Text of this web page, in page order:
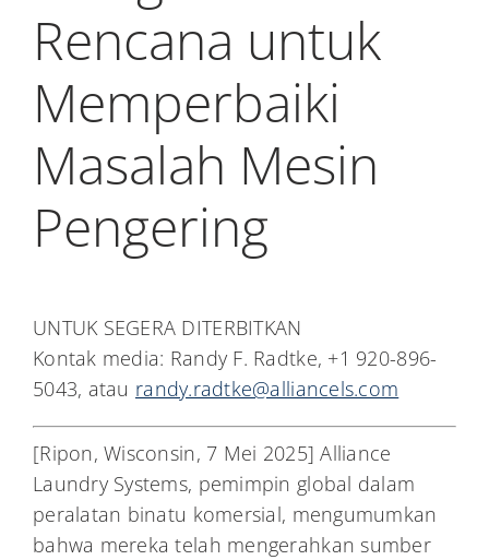
Rencana untuk
Memperbaiki
Masalah Mesin
Pengering
UNTUK SEGERA DITERBITKAN
Kontak media: Randy F. Radtke, +1 920-896-
5043, atau randy.radtke@alliancels.com
[Ripon, Wisconsin, 7 Mei 2025] Alliance
Laundry Systems, pemimpin global dalam
peralatan binatu komersial, mengumumkan
bahwa mereka telah mengerahkan sumber